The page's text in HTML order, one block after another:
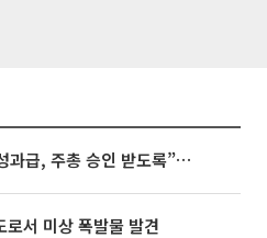
김정관 장관 “반도체 성과급, 주총 승인 받도록”…상법·자본시장법 개정 시사
로서 미상 폭발물 발견